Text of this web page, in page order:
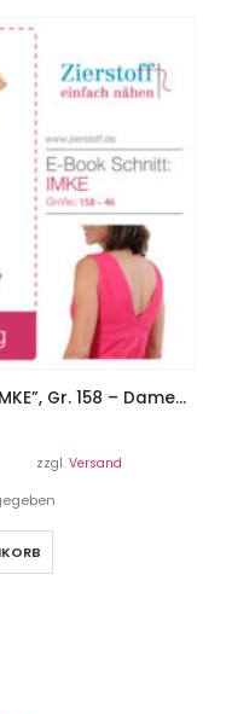
Kleid / Maxikleid / Ballonkleid “IMKE”, Gr. 158 – Damengr. 46
zzgl. Versand